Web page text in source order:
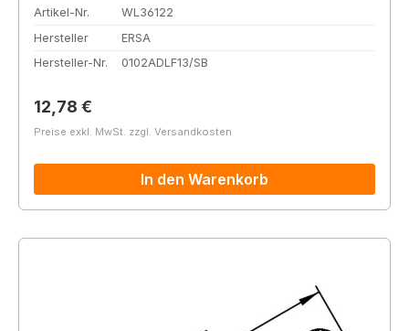
Artikel-Nr.
WL36122
Hersteller
ERSA
Hersteller-Nr.
0102ADLF13/SB
Regulärer Preis:
12,78 €
Preise exkl. MwSt. zzgl. Versandkosten
In den Warenkorb